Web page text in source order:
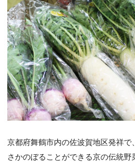
京都府舞鶴市内の佐波賀地区発祥で
さかのぼることができる京の伝統